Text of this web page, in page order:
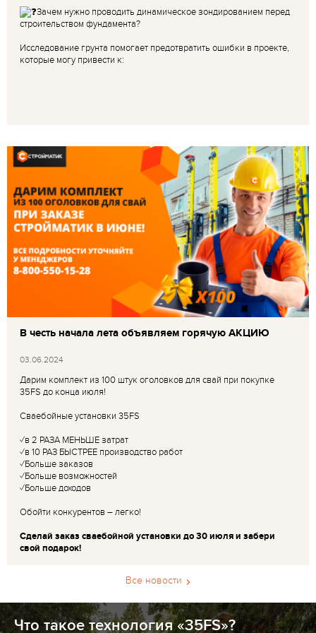
Зачем нужно проводить динамическое зондированием перед
строительством фундамента?
Исследование грунта помогает предотвратить ошибки в проекте,
которые могу привести к:
В честь начала лета объявляем горячую АКЦИЮ
03.06.2024
Дарим комплект из 100 штук оголовков для свай при покупке
35FS до конца июля!
Сваебойные установки 35FS
✓в 2 РАЗА МЕНЬШЕ затрат
✓в 10 РАЗ БЫСТРЕЕ производство работ
✓Больше заказов
✓Больше возможностей
✓Больше доходов
Обойти конкурентов – легко!
Сделай заказ сваебойной установки до 30 июля и забери
свой подарок!
Все новости
Что такое технология «35FS»?